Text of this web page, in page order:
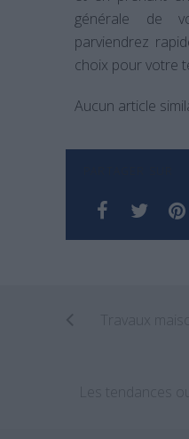
générale de
parviendrez
choix pour votre
Aucun article